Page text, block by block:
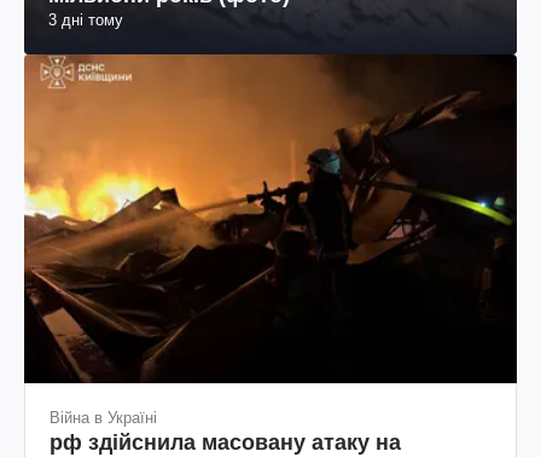
3 дні тому
Війна в Україні
рф здійснила масовану атаку на